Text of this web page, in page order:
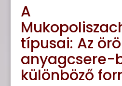
A
típusai: Az
anyagcsere-
különböző